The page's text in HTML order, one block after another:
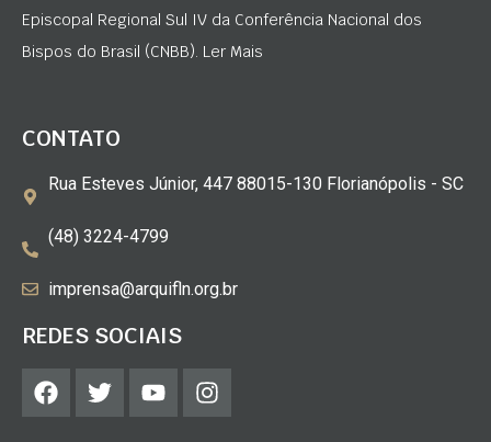
Episcopal Regional Sul IV da Conferência Nacional dos
Bispos do Brasil (CNBB). Ler Mais
CONTATO
Rua Esteves Júnior, 447 88015-130 Florianópolis - SC
(48) 3224-4799
imprensa@arquifln.org.br
REDES SOCIAIS